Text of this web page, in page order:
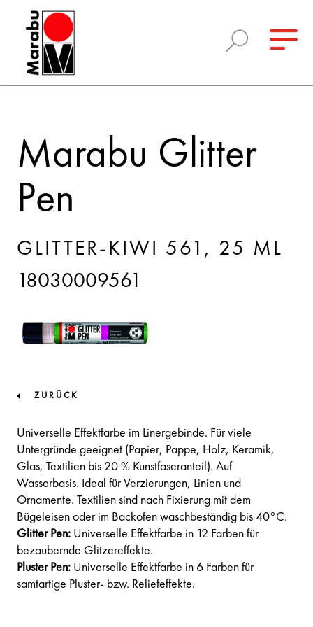
Marabu Glitter
Pen
GLITTER-KIWI 561, 25 ML
18030009561
ZURÜCK
Universelle Effektfarbe im Linergebinde. Für viele
Untergründe geeignet (Papier, Pappe, Holz, Keramik,
Glas, Textilien bis 20 % Kunstfaseranteil). Auf
Wasserbasis. Ideal für Verzierungen, Linien und
Ornamente. Textilien sind nach Fixierung mit dem
Bügeleisen oder im Backofen waschbeständig bis 40°C.
Glitter Pen: Universelle Effektfarbe in 12 Farben für
bezaubernde Glitzereffekte.
Pluster Pen: Universelle Effektfarbe in 6 Farben für
samtartige Pluster- bzw. Reliefeffekte.